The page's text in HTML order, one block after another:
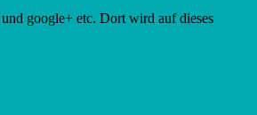
google+ etc. Dort wird auf dieses